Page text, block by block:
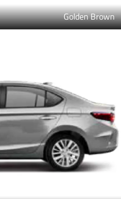
Golden Brown